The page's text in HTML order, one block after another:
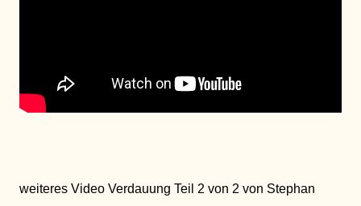
weiteres Video Verdauung Teil 2 von 2 von Stephan